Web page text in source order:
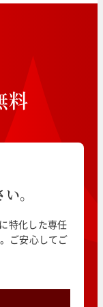
料
。
特化した専任
ご安心してご